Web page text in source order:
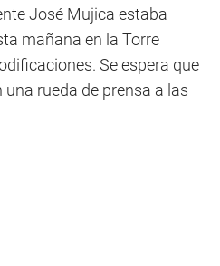
José Mujica estaba
mañana en la Torre
Se espera que
rueda de prensa a las